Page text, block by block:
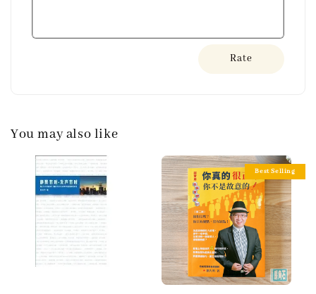
Rate
You may also like
Best Selling